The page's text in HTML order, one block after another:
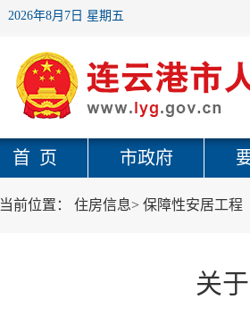
2026年8月7日 星期五
首 页 市政府
当前位置： 住房信息> 保障性安居工程
关